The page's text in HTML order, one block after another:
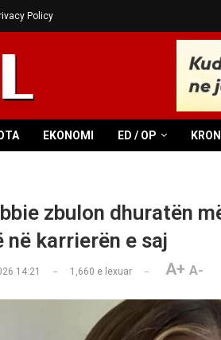
Policy
EKONOMI ED / OP
zbulon dhuratën
në karrierën e saj
14:21 1,660 e lexuar A+ A-